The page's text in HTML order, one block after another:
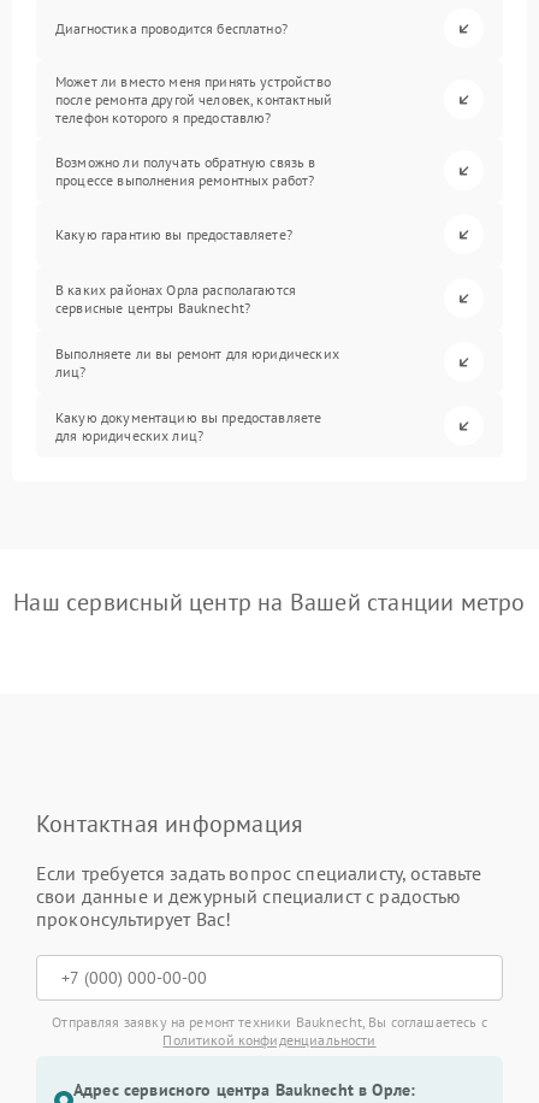
Диагностика проводится бесплатно?
Может ли вместо меня принять устройство
после ремонта другой человек, контактный
телефон которого я предоставлю?
Возможно ли получать обратную связь в
процессе выполнения ремонтных работ?
Какую гарантию вы предоставляете?
В каких районах Орла располагаются
сервисные центры Bauknecht?
Выполняете ли вы ремонт для юридических
лиц?
Какую документацию вы предоставляете
для юридических лиц?
Наш сервисный центр на Вашей станции метро
Контактная информация
Если требуется задать вопрос специалисту, оставьте
свои данные и дежурный специалист с радостью
проконсультирует Вас!
Отправляя заявку на ремонт техники Bauknecht, Вы соглашаетесь с
Политикой конфиденциальности
Адрес сервисного центра Bauknecht в Орле: